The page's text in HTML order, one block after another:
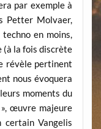
par exemple à
Petter Molvaer,
en moins,
(à la fois discrète
révèle pertinent
nous évoquera
moments du
œuvre majeure
certain Vangelis